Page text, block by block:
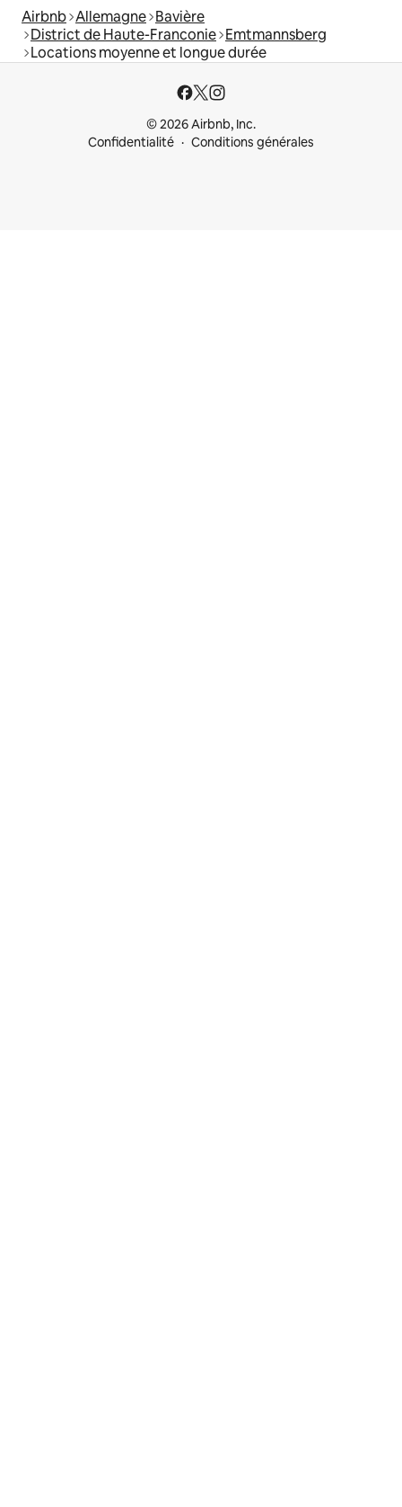
Airbnb Allemagne Bavière
District de Haute-Franconie Emtmannsberg
Locations moyenne et longue durée
© 2026 Airbnb, Inc.
Confidentialité
Conditions générales